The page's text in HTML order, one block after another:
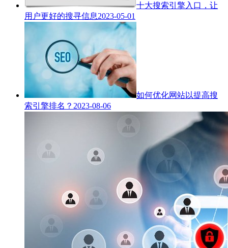
十大搜索引擎入口，让
用户更好的搜寻信息2023-05-01
如何优化网站以提高搜
索引擎排名？ 2023-08-06